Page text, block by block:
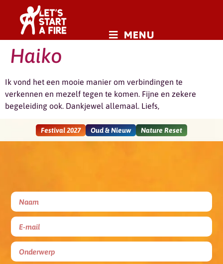
MENU
Haiko
Ik vond het een mooie manier om verbindingen te
verkennen en mezelf tegen te komen. Fijne en zekere
begeleiding ook. Dankjewel allemaal. Liefs,
Festival 2027 Oud & Nieuw Nature Reset